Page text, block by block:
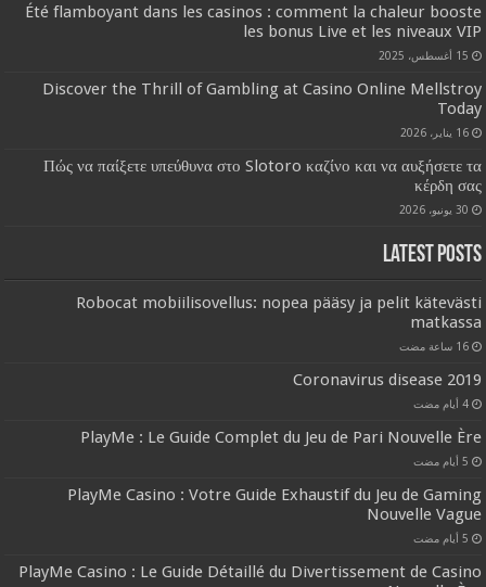
Été flamboyant dans les casinos : comment la chaleur booste
les bonus Live et les niveaux VIP
15 أغسطس، 2025
Discover the Thrill of Gambling at Casino Online Mellstroy
Today
16 يناير، 2026
Πώς να παίξετε υπεύθυνα στο Slotoro καζίνο και να αυξήσετε τα
κέρδη σας
30 يونيو، 2026
Latest Posts
Robocat mobiilisovellus: nopea pääsy ja pelit kätevästi
matkassa
‏16 ساعة مضت
Coronavirus disease 2019
‏4 أيام مضت
PlayMe : Le Guide Complet du Jeu de Pari Nouvelle Ère
PlayMe Casino : Votre Guide Exhaustif du Jeu de Gaming
Nouvelle Vague
PlayMe Casino : Le Guide Détaillé du Divertissement de Casino